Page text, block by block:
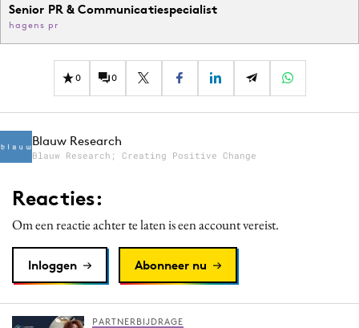
Senior PR & Communicatiespecialist
hagens pr
0 0
Blauw Research
Blauw Research; Creating Positive Change
Reacties:
Om een reactie achter te laten is een account vereist.
Inloggen Abonneer nu
PARTNERBIJDRAGE